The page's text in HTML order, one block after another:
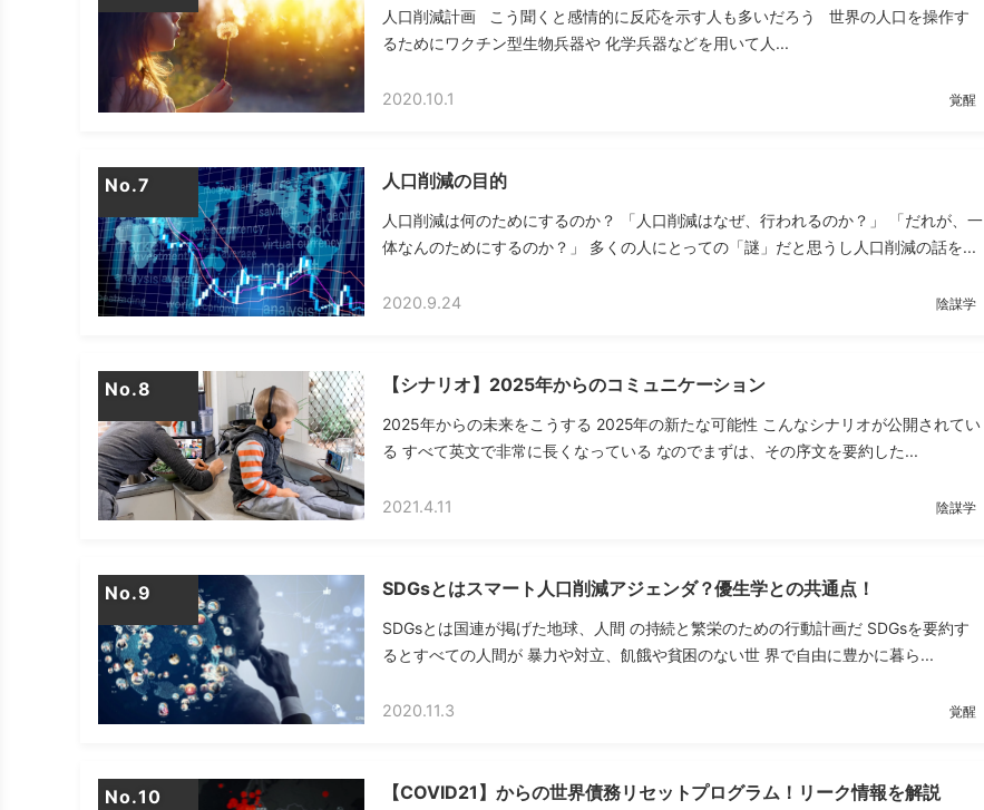
人口削減計画 こう聞くと感情的に反応を示す人も多いだろう 世界の人口を操作す
るためにワクチン型生物兵器や 化学兵器などを用いて人...
2020.10.1 覚醒
No. 人口削減の目的
人口削減は何のためにするのか？ 「人口削減はなぜ、行われるのか？」 「だれが、一
体なんのためにするのか？」 多くの人にとっての「謎」だと思うし人口削減の話を...
2020.9.24 陰謀学
No. 【シナリオ】2025年からのコミュニケーション
2025年からの未来をこうする 2025年の新たな可能性 こんなシナリオが公開されてい
る すべて英文で非常に長くなっている なのでまずは、その序文を要約した...
2021.4.11 陰謀学
No. SDGsとはスマート人口削減アジェンダ？優生学との共通点！
SDGsとは国連が掲げた地球、人間 の持続と繁栄のための行動計画だ SDGsを要約す
るとすべての人間が 暴力や対立、飢餓や貧困のない世 界で自由に豊かに暮ら...
2020.11.3 覚醒
No. 【COVID21】からの世界債務リセットプログラム！リーク情報を解説